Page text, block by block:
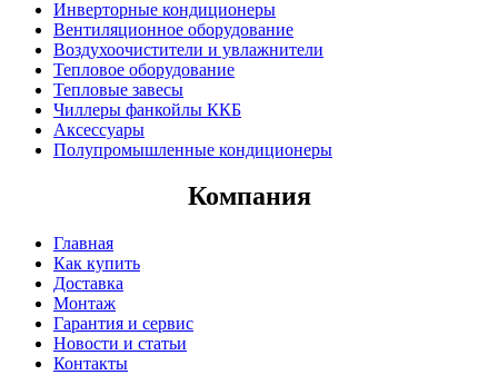
Инверторные кондиционеры
Вентиляционное оборудование
Воздухоочистители и увлажнители
Тепловое оборудование
Тепловые завесы
Чиллеры фанкойлы ККБ
Аксессуары
Полупромышленные кондиционеры
Компания
Главная
Как купить
Доставка
Монтаж
Гарантия и сервис
Новости и статьи
Контакты